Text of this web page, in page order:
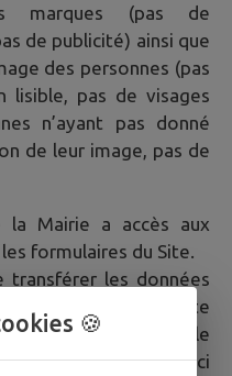
marques (pas de
de publicité) ainsi que
des personnes (pas
lisible, pas de visages
n’ayant pas donné
de leur image, pas de
la Mairie a accès aux
formulaires du Site.
transférer les données
auprès de n’importe
pour le
dans un souci
🍪